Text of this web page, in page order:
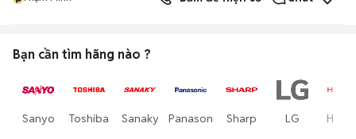
Bạn cần tìm hãng nào ?
Sanyo Toshiba Sanaky Panasonic Sharp LG